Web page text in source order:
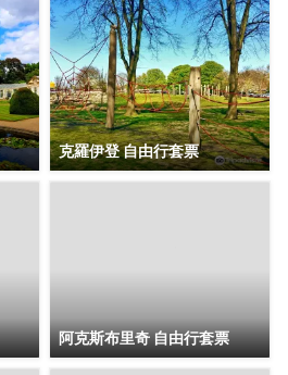
店提供收費自助停車。 有 175 間空
定能在旅途中找到家的舒適。提供
朋友保持聯繫；衞星頻道可滿足您
浴組合的私人浴室提供免費洗浴用
括電話，以及可存放筆記本電腦的
克羅伊登 自由行套票
阿克斯布里奇 自由行套票